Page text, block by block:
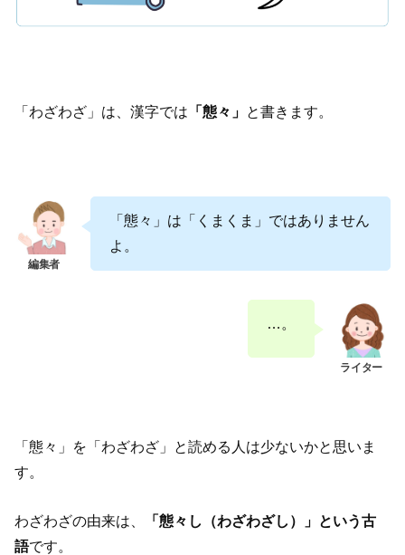
「わざわざ」は、漢字では 「態々」 と書きます。
「態々」は「くまくま」ではありません
よ。
…。
「態々」を「わざわざ」と読める人は少ないかと思いま
す。
わざわざの由来は、
「態々し（わざわざし）」という古
語です。